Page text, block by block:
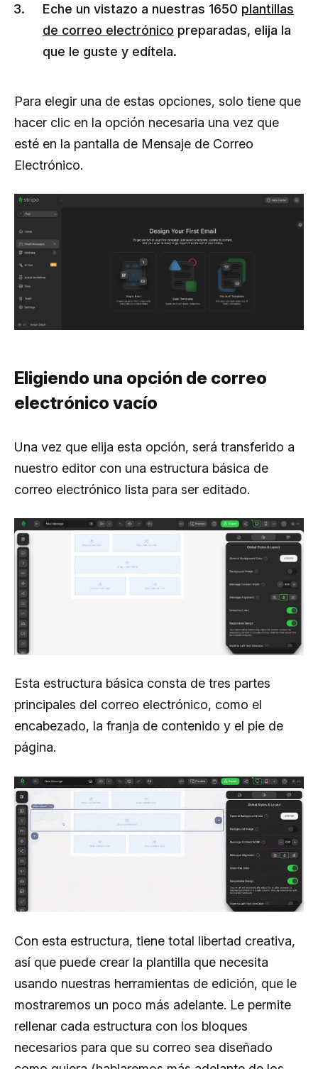
Eche un vistazo a nuestras 1650 plantillas
de correo electrónico preparadas, elija la
que le guste y edítela.
Para elegir una de estas opciones, solo tiene que
hacer clic en la opción necesaria una vez que
esté en la pantalla de Mensaje de Correo
Electrónico.
Eligiendo una opción de correo
electrónico vacío
Una vez que elija esta opción, será transferido a
nuestro editor con una estructura básica de
correo electrónico lista para ser editado.
Esta estructura básica consta de tres partes
principales del correo electrónico, como el
encabezado, la franja de contenido y el pie de
página.
Con esta estructura, tiene total libertad creativa,
así que puede crear la plantilla que necesita
usando nuestras herramientas de edición, que le
mostraremos un poco más adelante. Le permite
rellenar cada estructura con los bloques
necesarios para que su correo sea diseñado